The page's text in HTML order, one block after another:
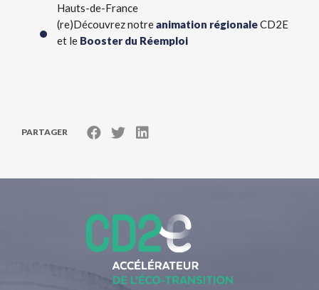
Hauts-de-France
(re)Découvrez notreanimation régionaleCD2E
et le Booster du Réemploi
PARTAGER